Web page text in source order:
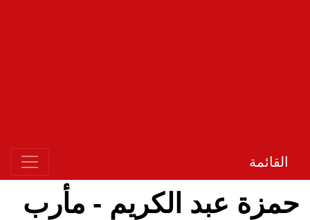
القائمة
حمزة عبد الكريم - مأرب